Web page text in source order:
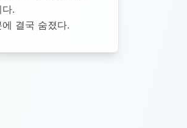
.
결국 숨졌다.